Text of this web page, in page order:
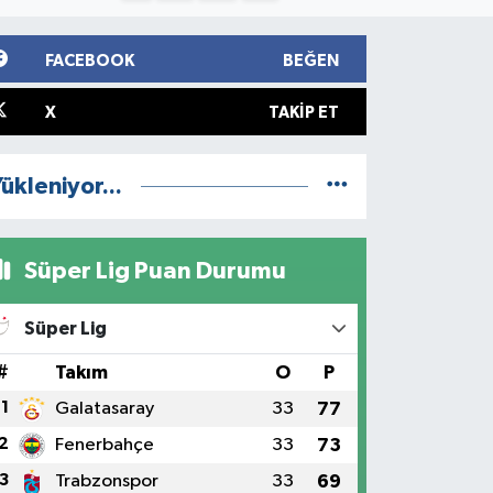
FACEBOOK BEĞEN
X TAKIP ET
Süper Lig Puan Durumu
Süper Lig
Takım O P
1 Galatasaray 33 77
Fenerbahçe 33 73
3 Trabzonspor 33 69